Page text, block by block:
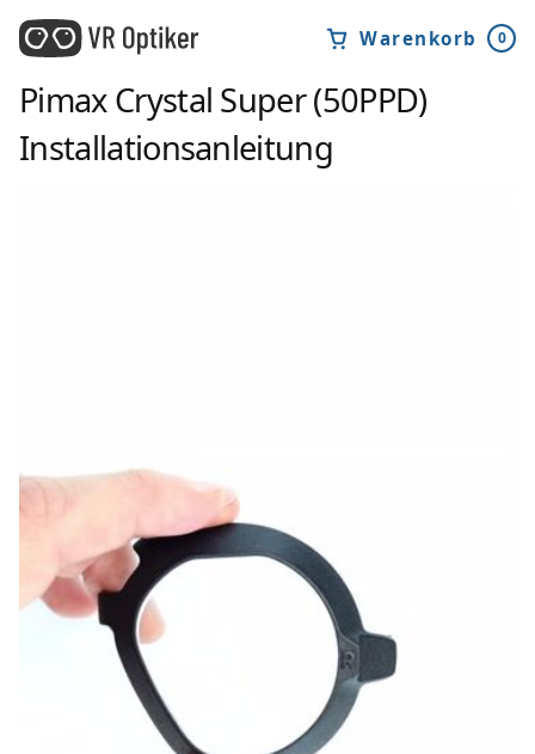
Warenkorb 0
Pimax Crystal Super (50PPD)
Installationsanleitung